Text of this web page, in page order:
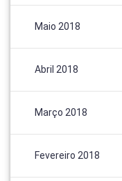
Maio 2018
Abril 2018
Março 2018
Fevereiro 2018